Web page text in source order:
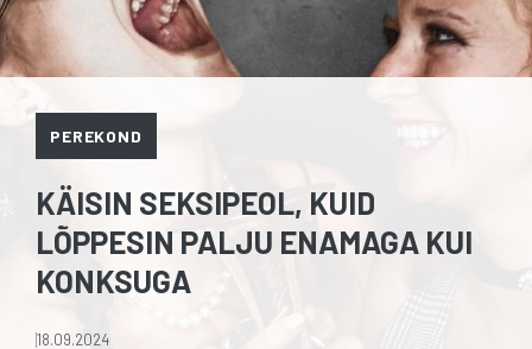
PEREKOND
KÄISIN SEKSIPEOL, KUID
LÕPPESIN PALJU ENAMAGA KUI
KONKSUGA
18.09.2024